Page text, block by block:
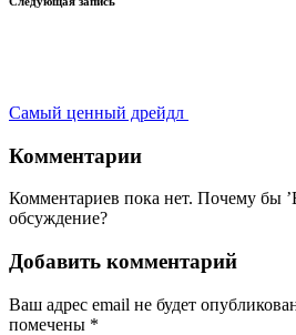
Самый ценный дрейдл
Комментарии
Комментариев пока нет. Почему бы
обсуждение?
Добавить комментарий
Ваш адрес email не будет
помечены *